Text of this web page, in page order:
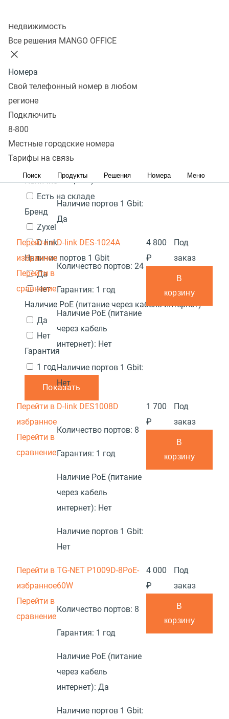
Недвижимость
Все решения MANGO OFFICE
Номера
Свой телефонный номер в любом
регионе
Подключить
8-800
Местные городские номера
Тарифы на связь
Поиск Продукты Решения Номера Меню
В избранном 0 товаров
Сбросить
Популярные
Популярные
С высоким рейтингом
Цена, руб.:
Наличие
Есть на складе
Бренд
Zyxel
D-link
Наличие портов 1 Gbit
Да
Нет
Наличие PoE (питание через кабель интернет)
Да
Нет
Гарантия
1 год
Показать
Перейти в
избранное
сравнение
Наличие PoE (питание
интернет):Нет
Наличие портов 1 Gbit:
Да
Перейти в
избранное
Перейти в
сравнение
D-link DES-1024A
Количество портов: 24
Гарантия: 1 год
Наличие PoE (питание
через кабель
интернет): Нет
Наличие портов 1 Gbit:
Нет
4 800
₽
Под
заказ
В
корзину
Перейти в
избранное
Перейти в
сравнение
D-link DES1008D
Количество портов: 8
Гарантия: 1 год
Наличие PoE (питание
через кабель
интернет): Нет
Наличие портов 1 Gbit:
Нет
1 700
₽
Под
заказ
В
корзину
Перейти в
избранное
Перейти в
сравнение
TG-NET P1009D-8PoE-
60W
Количество портов: 8
Гарантия: 1 год
Наличие PoE (питание
через кабель
интернет): Да
Наличие портов 1 Gbit:
4 000
₽
Под
заказ
В
корзину